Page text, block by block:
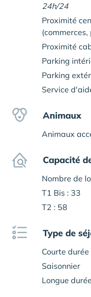
24h/24
Proximité
Proximité
Parking
Parking
Service
Animaux
Animaux
Capacité
Nombre de
T1 Bis : 33
T2 : 58
Type de
Courte durée
Saisonnier
Longue durée